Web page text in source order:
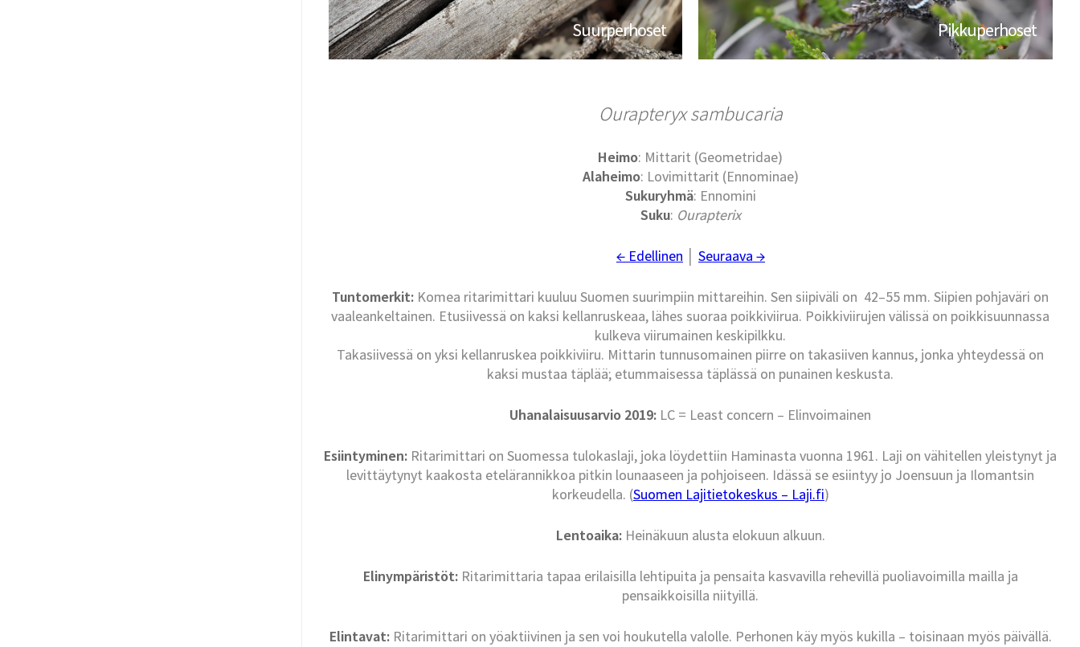
Suurperhoset Pikkuperhoset
Ourapteryx sambucaria
Heimo: Mittarit (Geometridae)
Alaheimo: Lovimittarit (Ennominae)
Sukuryhmä: Ennomini
Suku: Ourapterix
← Edellinen Seuraava →
Tuntomerkit: Komea ritarimittari kuuluu Suomen suurimpiin mittareihin. Sen siipiväli on 42–55 mm. Siipien pohjaväri on
vaaleankeltainen. Etusiivessä on kaksi kellanruskeaa, lähes suoraa poikkiviirua. Poikkiviirujen välissä on poikkisuunnassa
kulkeva viirumainen keskipilkku.
Takasiivessä on yksi kellanruskea poikkiviiru. Mittarin tunnusomainen piirre on takasiiven kannus, jonka yhteydessä on
kaksi mustaa täplää; etummaisessa täplässä on punainen keskusta.
Uhanalaisuusarvio 2019: LC = Least concern – Elinvoimainen
Esiintyminen: Ritarimittari on Suomessa tulokaslaji, joka löydettiin Haminasta vuonna 1961. Laji on vähitellen yleistynyt ja
levittäytynyt kaakosta etelärannikkoa pitkin lounaaseen ja pohjoiseen. Idässä se esiintyy jo Joensuun ja Ilomantsin
korkeudella. (Suomen Lajitietokeskus – Laji.fi)
Lentoaika:Heinäkuun alusta elokuun alkuun.
Elinympäristöt:Ritarimittaria tapaa erilaisilla lehtipuita ja pensaita kasvavilla rehevillä puoliavoimilla mailla ja
pensaikkoisilla niityillä.
Elintavat: Ritarimittari on yöaktiivinen ja sen voi houkutella valolle. Perhonen käy myös kukilla – toisinaan myös päivällä.